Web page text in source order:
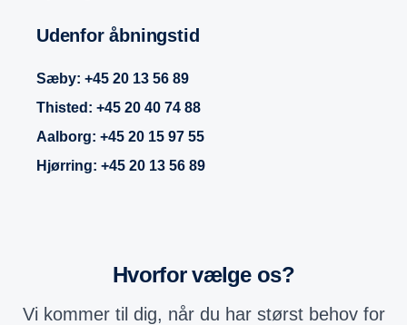
Udenfor åbningstid
Sæby: +45 20 13 56 89
Thisted: +45 20 40 74 88
Aalborg: +45 20 15 97 55
Hjørring: +45 20 13 56 89
Hvorfor vælge os?
Vi kommer til dig, når du har størst behov for